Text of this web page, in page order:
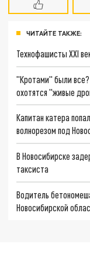
ЧИТАЙТЕ ТАКЖЕ:
Технофашисты XXI
"Кротами" были все?
охотятся "живые
Капитан катера
волнорезом под
В Новосибирске
таксиста
Водитель
Новосибирской